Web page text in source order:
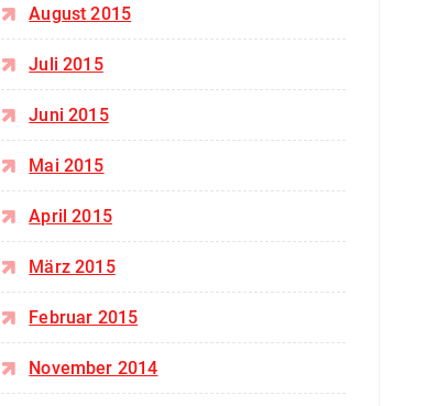
August 2015
Juli 2015
Juni 2015
Mai 2015
April 2015
März 2015
Februar 2015
November 2014